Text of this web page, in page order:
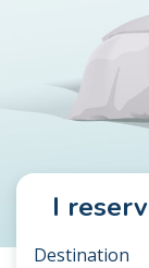
I
Destination